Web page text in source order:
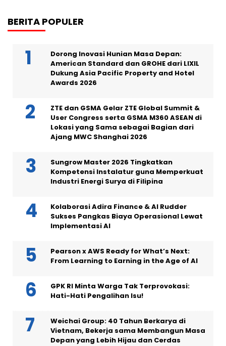
BERITA POPULER
Dorong Inovasi Hunian Masa Depan:
American Standard dan GROHE dari LIXIL
Dukung Asia Pacific Property and Hotel
Awards 2026
ZTE dan GSMA Gelar ZTE Global Summit &
User Congress serta GSMA M360 ASEAN di
Lokasi yang Sama sebagai Bagian dari
Ajang MWC Shanghai 2026
Sungrow Master 2026 Tingkatkan
Kompetensi Instalatur guna Memperkuat
Industri Energi Surya di Filipina
Kolaborasi Adira Finance & AI Rudder
Sukses Pangkas Biaya Operasional Lewat
Implementasi AI
Pearson x AWS Ready for What’s Next:
From Learning to Earning in the Age of AI
GPK RI Minta Warga Tak Terprovokasi:
Hati-Hati Pengalihan Isu!
Weichai Group: 40 Tahun Berkarya di
Vietnam, Bekerja sama Membangun Masa
Depan yang Lebih Hijau dan Cerdas